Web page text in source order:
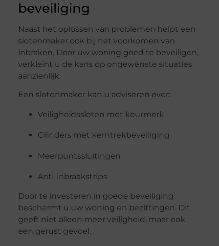
beveiliging
Naast het oplossen van problemen helpt een
slotenmaker ook bij het voorkomen van
inbraken. Door uw woning goed te beveiligen,
verkleint u de kans op ongewenste situaties
aanzienlijk.
Een slotenmaker kan u adviseren over:
Veiligheidssloten met keurmerk
Cilinders met kerntrekbeveiliging
Meerpuntssluitingen
Anti-inbraakstrips
Door te investeren in goede beveiliging
beschermt u uw woning en bezittingen. Dit
geeft niet alleen meer veiligheid, maar ook
een gerust gevoel.